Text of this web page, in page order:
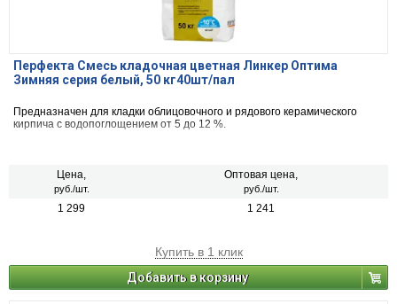
Перфекта Смесь кладочная цветная Линкер Оптима
Зимняя серия белый, 50 кг40шт/пал
Предназначен для кладки облицовочного и рядового керамического
кирпича с водопоглощением от 5 до 12 %.
Цена,
руб./шт.
Оптовая цена,
руб./шт.
1 299 1 241
Купить в 1 клик
Добавить в корзину